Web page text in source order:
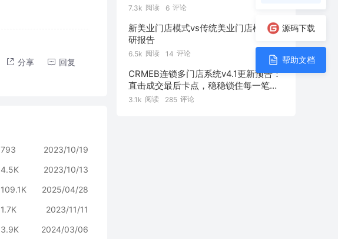
分享 回复
793 2023/10/19
4.5K 2023/10/13
109.1K 2025/04/28
1.7K 2023/11/11
3.9K 2024/03/06
7.3k 阅读 6 评论
新美业门店模式vs传统美业门店模式 调
研报告
6.5k 阅读 14 评论
CRMEB连锁多门店系统v4.1更新预告：
直击成交最后卡点，稳稳锁住每一笔订
单！
3.1k 阅读 285 评论
源码下载
帮助文档